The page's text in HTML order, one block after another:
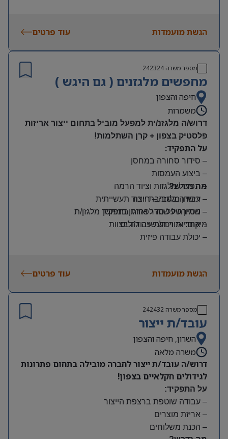
הגשת מועמדות עוד פרטים
מספר משרה242324
מחפשים מלגזנים ( גם היגש )
חיפה והצפון
משמרות
דרוש/ה מלגזנ/ית למפעל מוביל בתחום ייצור אריזות
פלסטיק בצפון + קרן השתלמות!
על התפקיד:
– סידור סחורה במחסן
– ביצוע העמסות
– תפעול מלגזות וציוד הרמה
– עבודה בסביבת ייצור תעשייתית
– שמירה על סדר וארגון במחסן
מה נדרש?
– רישיון מלגזה – חובה
– ניסיון של שנה לפחות בתפקיד מלגזן/ת
– אחריות ויכולת עבודה בצוות
– יכולת עבודה פיזית
משמרות:
שעות נוספות לפי צורך
תנאים:
סיבוס
קרן השתלמות
מיקום: אזור תעשייה ג’וליס
הגשת מועמדות עוד פרטים
מספר משרה 242432
עובד/ת ייצור
השרון, חיפה והצפון
משרה מלאה
דרוש/ה עובד/ת ייצור לחברה מובילה בתחום פתרונות
לגידולים חקלאיים בצפון!
על התפקיד:
– עבודה שוטפת ברצפת הייצור
– אריזת מוצרים
– הכנת משלוחים